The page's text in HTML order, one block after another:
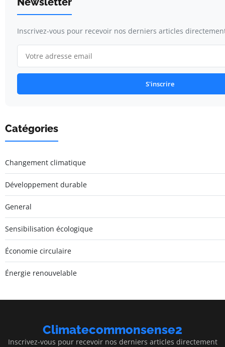
Inscrivez-vous pour recevoir nos derniers articles
S'inscrire
Catégories
Changement climatique
Développement durable
General
Sensibilisation écologique
Économie circulaire
Énergie renouvelable
Climatecommonsense2
Inscrivez-vous pour recevoir nos derniers articles directement